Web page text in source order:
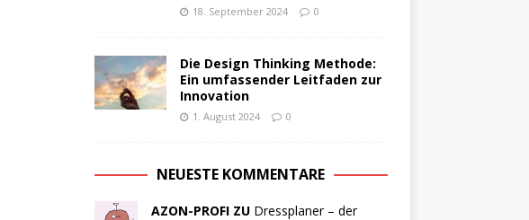
18. September 2024 0
Die Design Thinking Methode:
Ein umfassender Leitfaden zur
Innovation
1. August 2024 0
NEUESTE KOMMENTARE
AZON-PROFI ZU Dressplaner – der